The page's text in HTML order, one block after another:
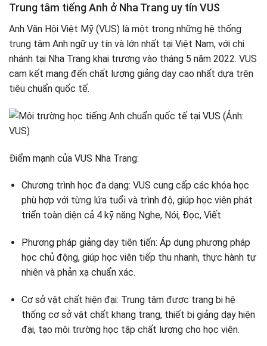
Trung tâm tiếng Anh ở Nha Trang uy tín VUS
Anh Văn Hội Việt Mỹ (VUS) là một trong những hệ thống
trung tâm Anh ngữ uy tín và lớn nhất tại Việt Nam, với chi
nhánh tại Nha Trang khai trương vào tháng 5 năm 2022. VUS
cam kết mang đến chất lượng giảng dạy cao nhất dựa trên
tiêu chuẩn quốc tế.
Điểm mạnh của VUS Nha Trang:
Chương trình học đa dạng: VUS cung cấp các khóa học
phù hợp với từng lứa tuổi và trình độ, giúp học viên phát
triển toàn diện cả 4 kỹ năng Nghe, Nói, Đọc, Viết.
Phương pháp giảng dạy tiên tiến: Áp dụng phương pháp
học chủ động, giúp học viên tiếp thu nhanh, thực hành tự
nhiên và phản xạ chuẩn xác.
Cơ sở vật chất hiện đại: Trung tâm được trang bị hệ
thống cơ sở vật chất khang trang, thiết bị giảng dạy hiện
đại, tạo môi trường học tập chất lượng cho học viên. ​